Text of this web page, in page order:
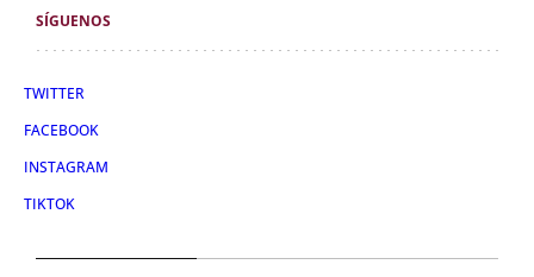
SÍGUENOS
TWITTER
FACEBOOK
INSTAGRAM
TIKTOK